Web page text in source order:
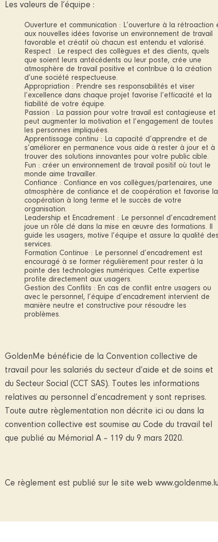
Les valeurs de l’équipe :
Ouverture et communication : L’ouverture à la rétroaction
aux nouvelles idées favorise un environnement de travail
favorable et créatif où chacun est entendu et valorisé.
Respect : Le respect des collègues et des clients, quels
que soient leurs antécédents ou leur poste, crée une
atmosphère de travail positive et contribue à la création
d’une société respectueuse.
Appropriation : Prendre ses responsabilités et viser
l’excellence dans chaque projet favorise l’efficacité et la
fiabilité de votre équipe.
Passion : La passion pour votre travail est contagieuse et
peut augmenter la motivation et l’engagement de toutes
les personnes impliquées.
Apprentissage continu : La capacité d’apprendre et de
s’améliorer en permanence vous aide à rester à jour et à
trouver des solutions innovantes pour votre public cible.
Fun : créer un environnement de travail positif où tout le
monde aime travailler.
Confiance : Confiance en vos collègues/partenaires, une
atmosphère de confiance et de coopération et favorise la
coopération à long terme et le succès de votre
organisation.
Leadership et Encadrement : Le personnel d’encadrement
joue un rôle clé dans la mise en œuvre des formations. Il
guide les usagers, motive l’équipe et assure la qualité
services.
Formation Continue : Le personnel d’encadrement est
encouragé à se former régulièrement pour rester à la
pointe des technologies numériques. Cette expertise
profite directement aux usagers.
Gestion des Conflits : En cas de conflit entre usagers ou
avec le personnel, l’équipe d’encadrement intervient de
manière neutre et constructive pour résoudre les
problèmes.
GoldenMe bénéficie de la Convention collective de
travail pour les salariés du secteur d’aide et de soins et
du Secteur Social (CCT SAS). Toutes les informations
relatives au personnel d’encadrement y sont reprises.
Toute autre règlementation non décrite ici ou dans la
convention collective est soumise au Code du travail tel
que publié au Mémorial A – 119 du 9 mars 2020.
Ce règlement est publié sur le site web